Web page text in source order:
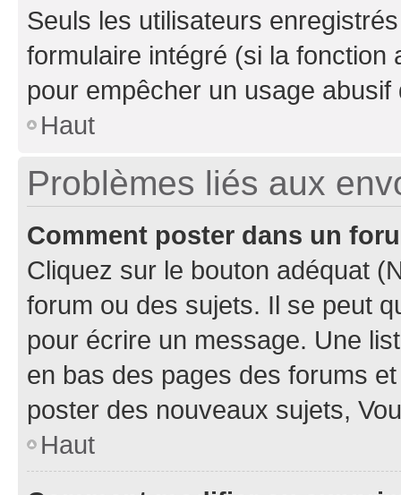
Seuls les utilisateurs
formulaire intégré (si la fonction
pour empêcher un usage
Haut
Problèmes liés aux
Comment poster dans un
Cliquez sur le bouton adéquat
forum ou des sujets. Il se peut
pour écrire un message. Une
en bas des pages des forums
poster des nouveaux sujets,
Haut